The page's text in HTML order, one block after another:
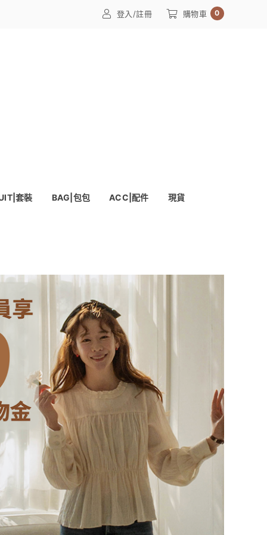
登入/註冊 購物車 0
套裝 BAG|包包 ACC|配件 現貨